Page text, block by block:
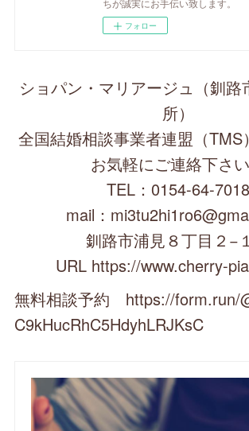
ちが誠実にお手伝い致します。
フォロー
ショパン・マリアージュ（釧路
所）
全国結婚相談事業者連盟（TMS
お気軽にご連絡下さい
TEL：0154-64-7018
mail：
釧路市浦見８丁目２−
URL https://www.cherry-
無料相談予約 https://form.run/
C9kHucRhC5HdyhLRJKsC